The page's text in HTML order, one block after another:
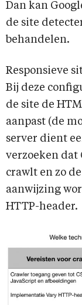
Dan kan
de site
behandelen.
Responsieve
Bij deze
de site de
aanpast (de
server dient
verzoeken dat
crawlt en zo
aanwijzing
HTTP-header.